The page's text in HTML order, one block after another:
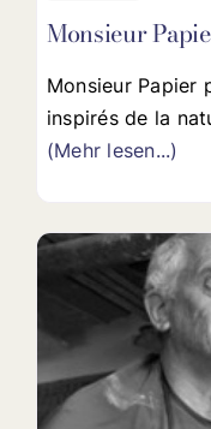
Monsieur
Monsieur Papier
inspirés de la
(Mehr lesen...)